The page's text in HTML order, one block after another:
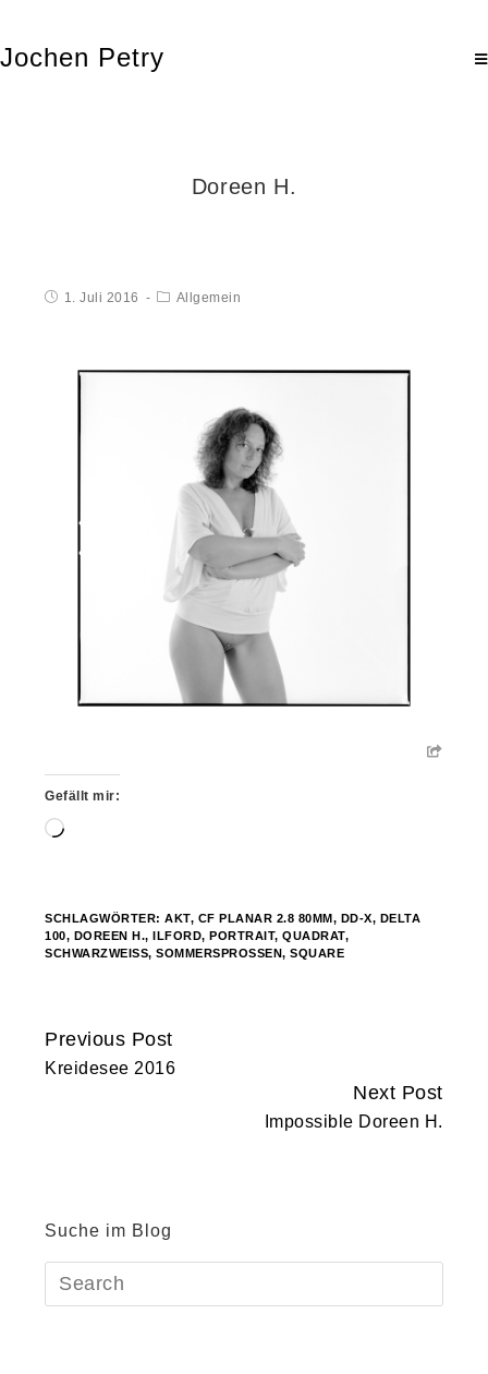
Jochen Petry
Doreen H.
1. Juli 2016 Allgemein
Gefällt mir:
Wird
SCHLAGWÖRTER:AKT, CF PLANAR 2.8 80MM , DD-X, DELTA
100, DOREEN H., ILFORD, PORTRAIT,QUADRAT,
SCHWARZWEISS
,SOMMERSPROSSEN,SQUARE
Continue
Reading
Previous Post
Kreidesee 2016
Next Post
Impossible Doreen H.
Suche im Blog